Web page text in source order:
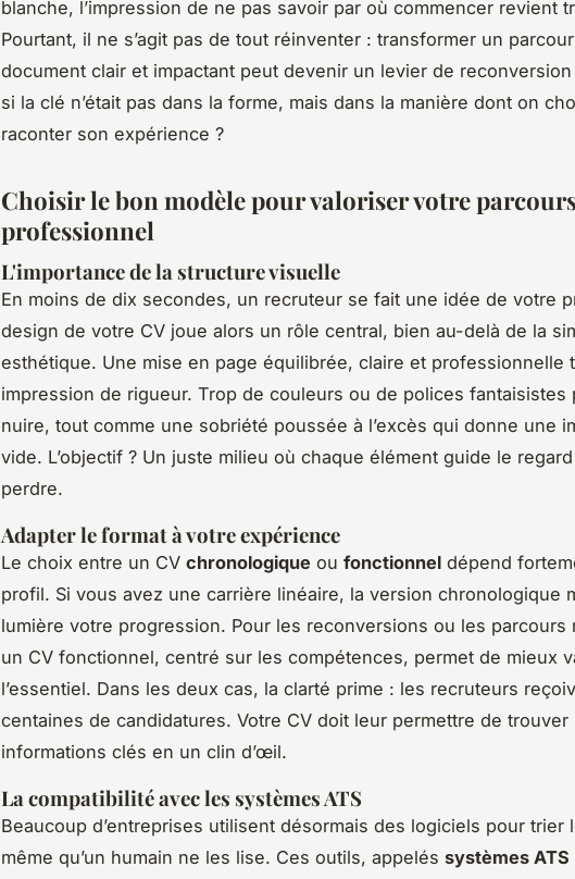
blanche, l’impression de ne pas savoir par où commencer revient
Pourtant, il ne s’agit pas de tout réinventer : transformer un
document clair et impactant peut devenir un levier de
si la clé n’était pas dans la forme, mais dans la manière dont on
raconter son expérience ?
Choisir le bon modèle pour valoriser votre
professionnel
L'importance de la structure visuelle
En moins de dix secondes, un recruteur se fait une idée de votre
design de votre CV joue alors un rôle central, bien au-delà de la
esthétique. Une mise en page équilibrée, claire et professionnelle
impression de rigueur. Trop de couleurs ou de polices fantaisistes
nuire, tout comme une sobriété poussée à l’excès qui donne une
vide. L’objectif ? Un juste milieu où chaque élément guide le
perdre.
Adapter le format à votre expérience
Le choix entre un CV chronologique ou fonctionnel dépend
profil. Si vous avez une carrière linéaire, la version chronologique
lumière votre progression. Pour les reconversions ou les parcours
un CV fonctionnel, centré sur les compétences, permet de mieux
l’essentiel. Dans les deux cas, la clarté prime : les recruteurs
centaines de candidatures. Votre CV doit leur permettre de trouver
informations clés en un clin d’œil.
La compatibilité avec les systèmes ATS
Beaucoup d’entreprises utilisent désormais des logiciels pour trier
même qu’un humain ne les lise. Ces outils, appelés systèmes